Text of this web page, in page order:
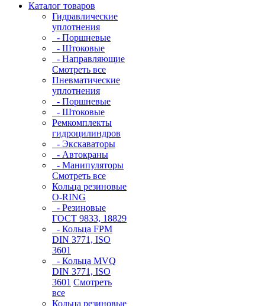
Каталог товаров
Гидравлические
уплотнения
- Поршневые
- Штоковые
- Направляющие
Смотреть все
Пневматические
уплотнения
- Поршневые
- Штоковые
Ремкомплекты
гидроцилиндров
- Экскаваторы
- Автокраны
- Манипуляторы
Смотреть все
Кольца резиновые
O-RING
- Резиновые
ГОСТ 9833, 18829
- Кольца FPM
DIN 3771, ISO
3601
- Кольца MVQ
DIN 3771, ISO
3601 Смотреть
все
Кольца резиновые